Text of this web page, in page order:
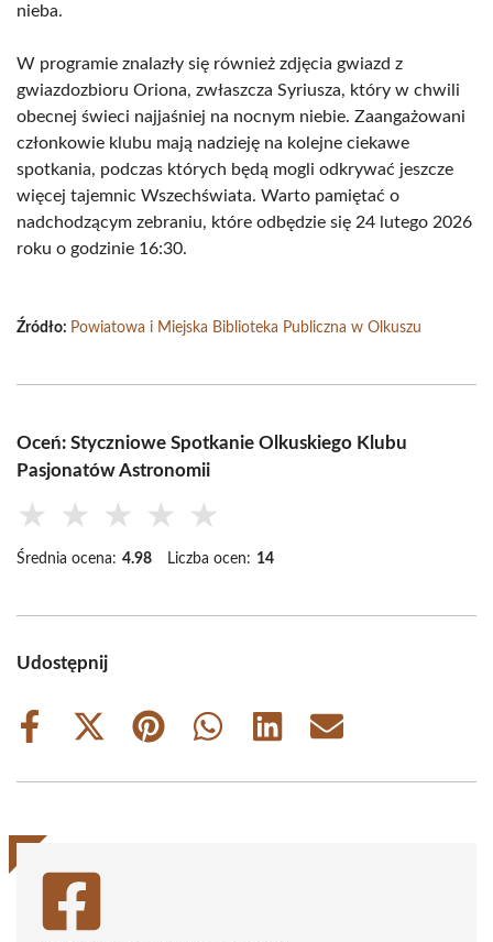
nieba.
W programie znalazły się również zdjęcia gwiazd z
gwiazdozbioru Oriona, zwłaszcza Syriusza, który w chwili
obecnej świeci najjaśniej na nocnym niebie. Zaangażowani
członkowie klubu mają nadzieję na kolejne ciekawe
spotkania, podczas których będą mogli odkrywać jeszcze
więcej tajemnic Wszechświata. Warto pamiętać o
nadchodzącym zebraniu, które odbędzie się 24 lutego 2026
roku o godzinie 16:30.
Źródło: Powiatowa i Miejska Biblioteka Publiczna w Olkuszu
Oceń: Styczniowe Spotkanie Olkuskiego Klubu
Pasjonatów Astronomii
★ ★ ★ ★ ★
Średnia ocena: 4.98 Liczba ocen: 14
Udostępnij
Share
Share
(Twitter)
Share
Share
Share
Share